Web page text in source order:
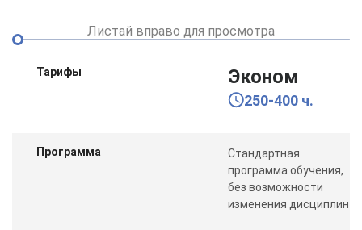
Листай вправо для просмотра
Тарифы Эконом
250-400 ч.
Программа
Стандартная
программа обучения,
без возможности
изменения дисциплин